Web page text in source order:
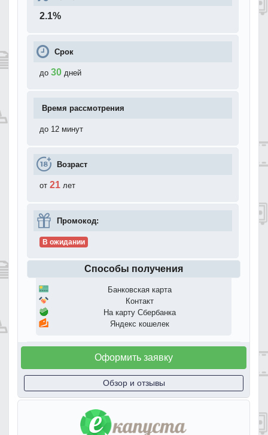
2.1%
Срок
до 30 дней
Время рассмотрения
до 12 минут
Возраст
от 21 лет
Промокод:
В ожидании
Способы получения
Банковская карта
Контакт
На карту Сбербанка
Яндекс кошелек
Оформить заявку
Обзор и отзывы